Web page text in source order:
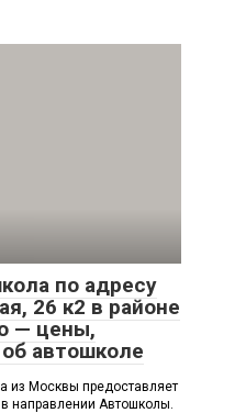
по адресу
26 к2 в районе
— цены,
автошколе
из Москвы предоставляет
направлении Автошколы.